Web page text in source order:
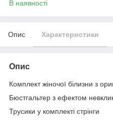
В наявності
Опис Характеристики
Опис
Комплект жіночої білизни з
Бюстгальтер з ефектом
Трусики у комплекті стрінги